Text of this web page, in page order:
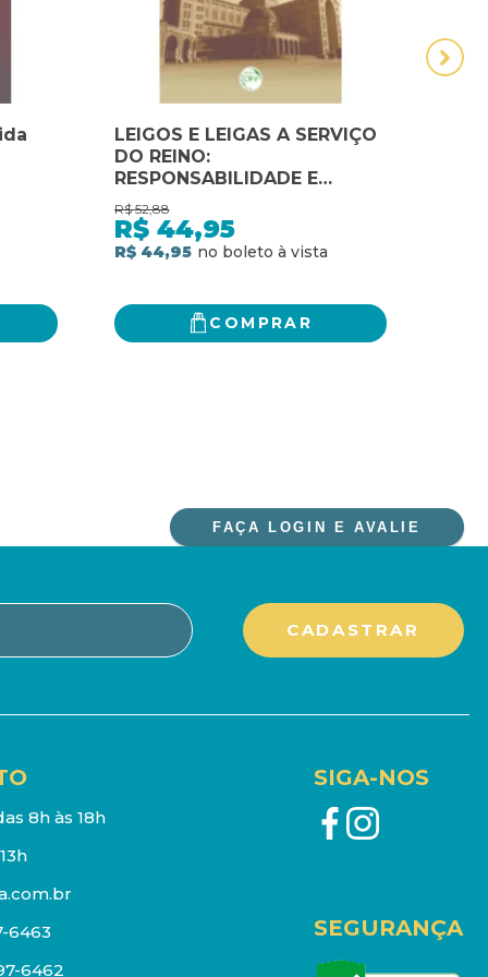
LEIGOS E LEIGAS A SERVIÇO
DO REINO:
RESPONSABILIDADE E
PROTAGONISMO A PARTIR
DO DOCUMENTO DE
APARECIDA
R$ 52,88
R$ 44,95
R$ 44,95
COMPRAR
FAÇA LOGIN E AVALIE
8h às 18h
6463
6462
SIGA-NOS
SEGURANÇA